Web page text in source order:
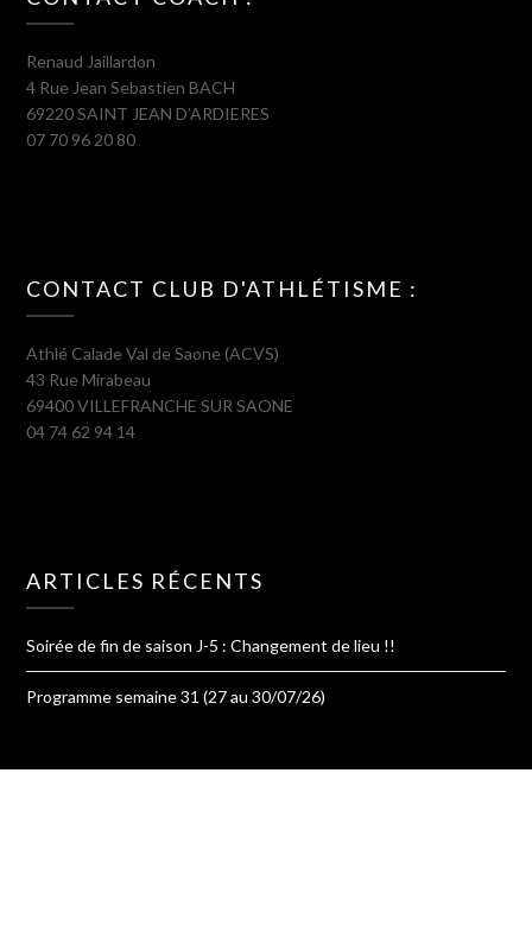
Renaud Jaillardon
4 Rue Jean Sebastien BACH
69220 SAINT JEAN D’ARDIERES
07 70 96 20 80
CONTACT CLUB D'ATHLÉTISME :
Athlé Calade Val de Saone (ACVS)
43 Rue Mirabeau
69400 VILLEFRANCHE SUR SAONE
04 74 62 94 14
ARTICLES RÉCENTS
Soirée de fin de saison J-5 : Changement de lieu !!
Programme semaine 31 (27 au 30/07/26)